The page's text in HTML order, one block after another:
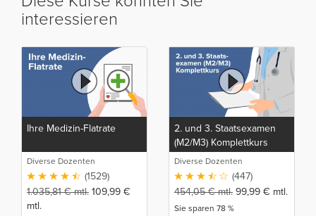
interessieren
Ihre Medizin-Flatrate
Diverse Dozenten
(1529)
1.035,81€mtl. 109,99 €
mtl.
2. und 3. Staatsexamen
(M2/M3) Komplettkurs
Diverse Dozenten
(447)
454,05€mtl. 99,99 € mtl.
Sie sparen 78 %